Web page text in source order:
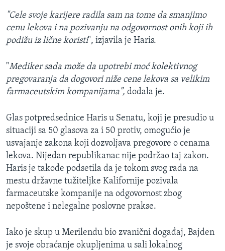
"Cele svoje karijere radila sam na tome da smanjimo
cenu lekova i na pozivanju na odgovornost onih koji ih
podižu iz lične koristi", izjavila je Haris.
"Mediker sada može da upotrebi moć kolektivnog
pregovaranja da dogovori niže cene lekova sa velikim
farmaceutskim kompanijama", dodala je.
Glas potpredsednice Haris u Senatu, koji je presudio u
situaciji sa 50 glasova za i 50 protiv, omogućio je
usvajanje zakona koji dozvoljava pregovore o cenama
lekova. Nijedan republikanac nije podržao taj zakon.
Haris je takođe podsetila da je tokom svog rada na
mestu državne tužiteljke Kalifornije pozivala
farmaceutske kompanije na odgovornost zbog
nepoštene i nelegalne poslovne prakse.
Iako je skup u Merilendu bio zvanični događaj, Bajden
je svoje obraćanje okupljenima u sali lokalnog